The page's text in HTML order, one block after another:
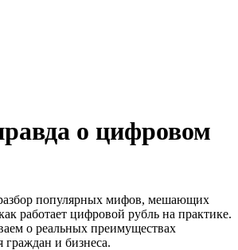
о цифровом
популярных мифов, мешающих
работает цифровой рубль на практике.
о реальных преимуществах
граждан и бизнеса.